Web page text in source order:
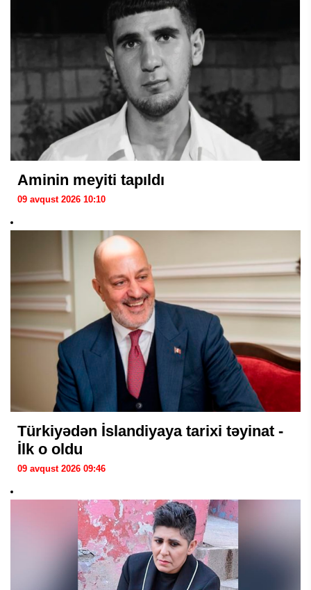
Aminin meyiti tapıldı
09 avqust 2026 10:10
Türkiyədən İslandiyaya tarixi təyinat -
İlk o oldu
09 avqust 2026 09:46